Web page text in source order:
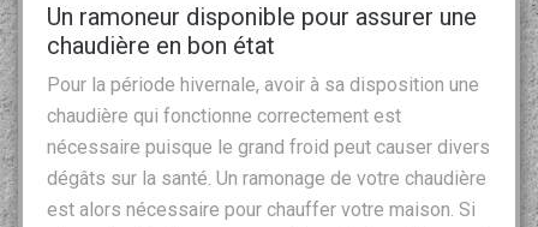
Un ramoneur disponible pour assurer une
chaudière en bon état
Pour la période hivernale, avoir à sa disposition une
chaudière qui fonctionne correctement est
nécessaire puisque le grand froid peut causer divers
dégâts sur la santé. Un ramonage de votre chaudière
est alors nécessaire pour chauffer votre maison. Si